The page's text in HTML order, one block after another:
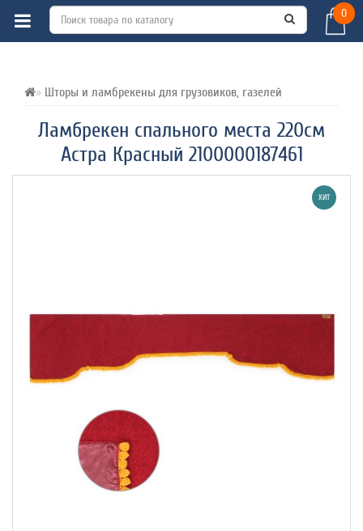
0
Шторы и ламбрекены для грузовиков, газелей
Ламбрекен спального места 220см
Астра Красный 2100000187461
ВСЕ О ТОВАРЕ ХАРАКТЕРИСТИКИ
ХИТ